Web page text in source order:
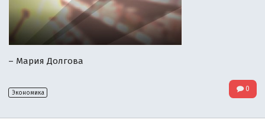
– Мария Долгова
Экономика 0